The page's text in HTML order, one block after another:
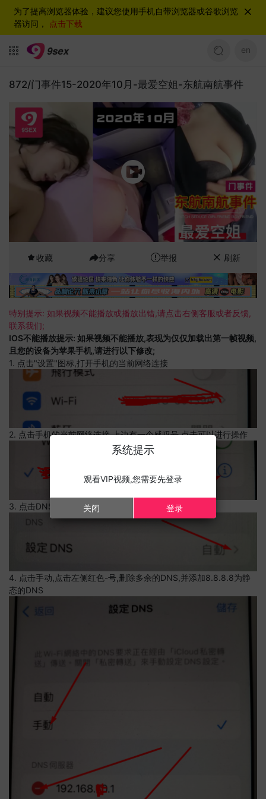
为了提高浏览器体验，建议您使用手机自带浏览器或谷歌浏览
器访问， 点击下载
en
872/门事件15-2020年10月-最爱空姐-东航南航事件
收藏 分享 举报 刷新
特别提示: 如果视频不能播放或播放出错,请点击右侧客服或者反馈,
联系我们;
IOS不能播放提示: 如果视频不能播放,表现为仅仅加载出第一帧视频,
且您的设备为苹果手机,请进行以下修改;
1. 点击"设置"图标,打开手机的当前网络连接
2. 点击手机的当前网络连接,上边有一个感叹号,点击可以进行操作
3. 点击DNS设置
4. 点击手动,点击左侧红色-号,删除多余的DNS,并添加8.8.8.8为静
态的DNS
系统提示
观看VIP视频,您需要先登录
关闭 登录